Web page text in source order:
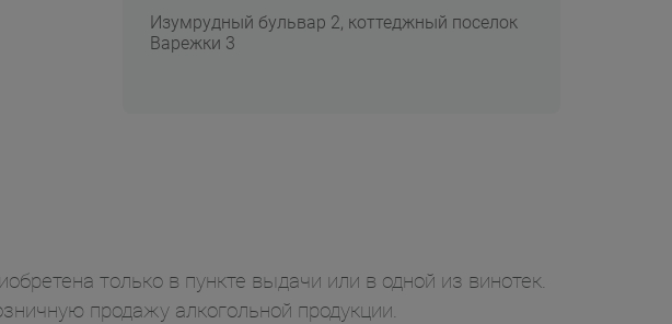
Изумрудный бульвар 2, коттеджный поселок
Варежки 3
только в пункте выдачи или в одной из винотек.
продажу алкогольной продукции.